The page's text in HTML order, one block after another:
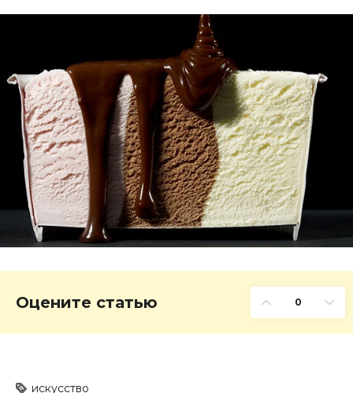
Оцените статью 0
искусство